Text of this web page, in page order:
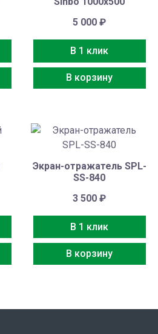
5 000₽
В 1 клик
В корзину
Экран-отражатель SPL-
SS-840
3 500₽
В 1 клик
В корзину